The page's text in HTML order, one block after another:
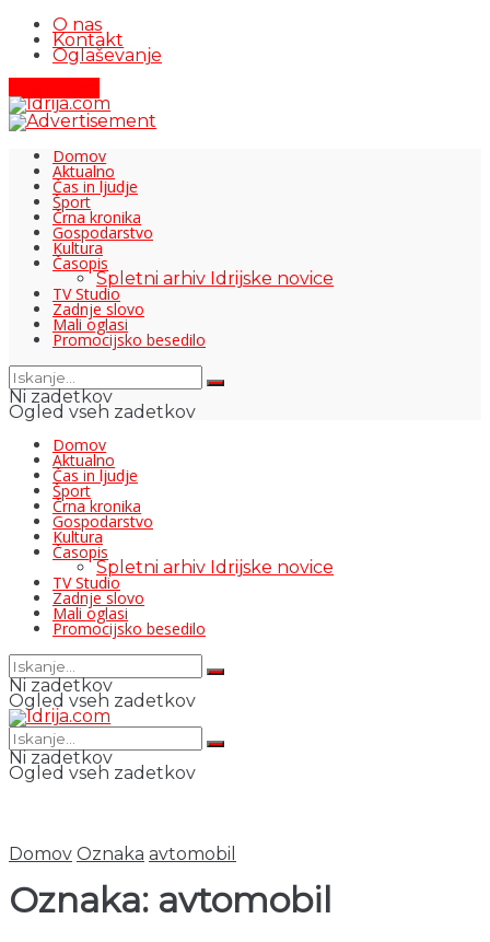
O nas
Kontakt
Oglaševanje
Domov
Aktualno
Čas in ljudje
Šport
Črna kronika
Gospodarstvo
Kultura
Časopis
Spletni arhiv Idrijske novice
TV Studio
Zadnje slovo
Mali oglasi
Promocijsko besedilo
Ni zadetkov
Ogled vseh zadetkov
Domov
Aktualno
Čas in ljudje
Šport
Črna kronika
Gospodarstvo
Kultura
Časopis
Spletni arhiv Idrijske novice
TV Studio
Zadnje slovo
Mali oglasi
Promocijsko besedilo
Ni zadetkov
Ogled vseh zadetkov
Ni zadetkov
Ogled vseh zadetkov
Domov Oznaka avtomobil
Oznaka: avtomobil